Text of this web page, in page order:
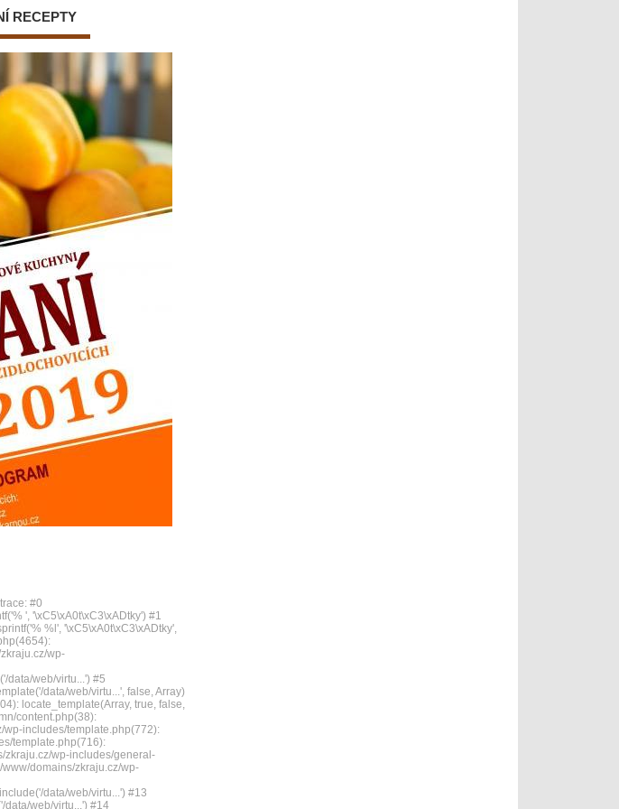
RECEPTY
#0
', '\xC5\xA0t\xC3\xADtky') #1
%l', '\xC5\xA0t\xC3\xADtky',
wp-
data/web/virtu...') #5
data/web/virtu...', false, Array)
locate_template(Array, true, false,
content.php(38):
wp-includes/template.php(772):
template.php(716):
zkraju.cz/wp-includes/general-
domains/zkraju.cz/wp-
data/web/virtu...') #13
web/virtu...') #14